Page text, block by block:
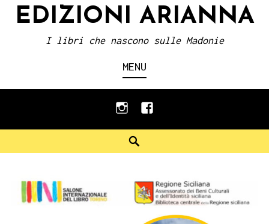
EDIZIONI ARIANNA
I libri che nascono sulle Madonie
MENU
instagramfacebook